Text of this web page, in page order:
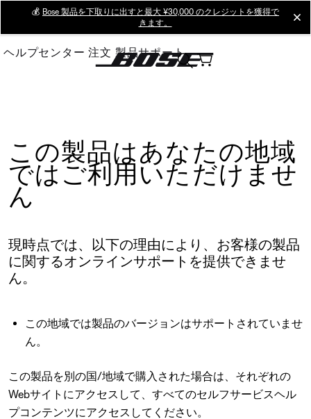
Main
💰 Bose 製品を下取りに出すと最大 ¥30,000 のクレジットを獲得で
きます。
ヘルプセンター 注文 製品サポート
この製品はあなたの地域
ではご利用いただけませ
ん
現時点では、以下の理由により、お客様の製品
に関するオンラインサポートを提供できませ
ん。
この地域では製品のバージョンはサポートされていませ
ん。
この製品を別の国/地域で購入された場合は、それぞれの
Webサイトにアクセスして、すべてのセルフサービスヘル
プコンテンツにアクセスしてください。